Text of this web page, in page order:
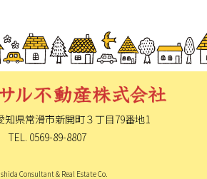
知県常滑市新開町３丁目79番地1
TEL. 0569-89-8807
Consultant & Real Estate Co.